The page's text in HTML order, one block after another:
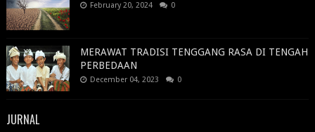
February 20, 2024 0
MERAWAT TRADISI TENGGANG RASA DI TENGAH
PERBEDAAN
December 04, 2023 0
JURNAL